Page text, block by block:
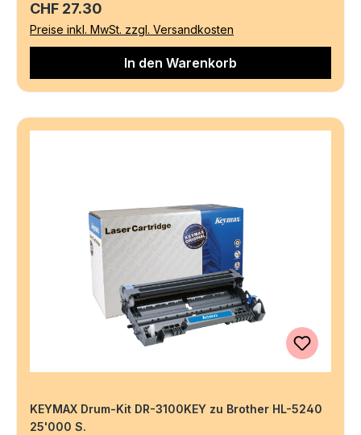
Regulärer Preis:
CHF 27.30
Preise inkl. MwSt. zzgl. Versandkosten
In den Warenkorb
KEYMAX Drum-Kit DR-3100KEY zu Brother HL-5240
25'000 S.